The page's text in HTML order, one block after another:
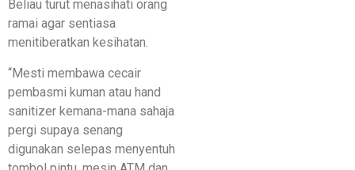
Beliau turut menasihati orang
ramai agar sentiasa
menitiberatkan kesihatan.
“Mesti membawa cecair
pembasmi kuman atau hand
sanitizer kemana-mana sahaja
pergi supaya senang
digunakan selepas menyentuh